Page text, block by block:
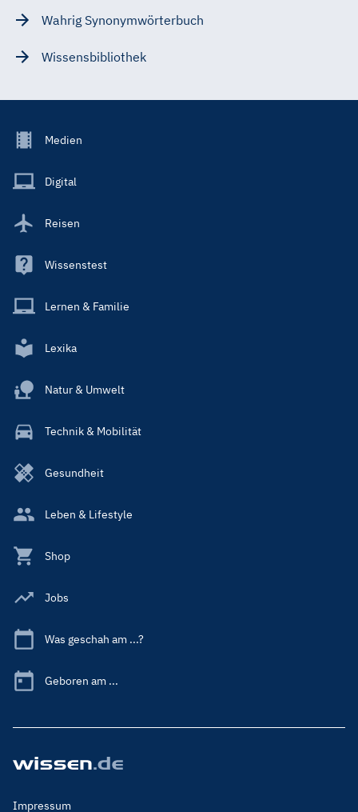
Wahrig Synonymwörterbuch
Wissensbibliothek
Footer
Main
Medien
Digital
Reisen
Wissenstest
Lernen & Familie
Lexika
Natur & Umwelt
Technik & Mobilität
Gesundheit
Leben & Lifestyle
Shop
Jobs
Was geschah am ...?
Geboren am ...
Footer
Impressum